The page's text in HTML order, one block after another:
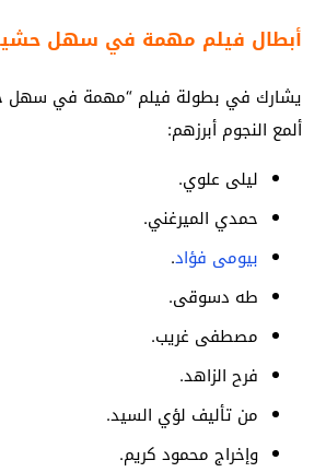
أبطال فيلم مهمة في سهل
يشارك في بطولة فيلم “مهمة في
ألمع النجوم أبرزهم:
ليلى علوي.
حمدي الميرغني.
بيومى فؤاد.
طه دسوقى.
مصطفى غريب.
فرح الزاهد.
من تأليف لؤي السيد.
وإخراج محمود كريم.